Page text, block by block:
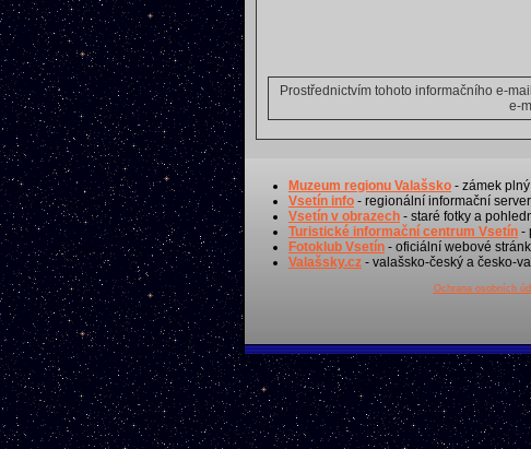
Prostřednictvím tohoto informačního e-
e-
Muzeum regionu Valašsko - zámek
Vsetín info - regionální informační
Vsetín v obrazech - staré fotky a
Turistické informační centrum Vsetín -
Fotoklub Vsetín - oficiální webové
Valašsky.cz - valašsko-český a česko-
Ochrana osobních